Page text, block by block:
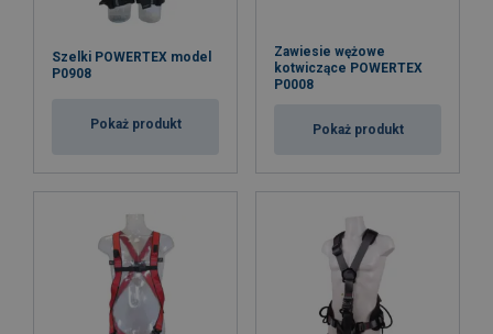
Szelki POWERTEX model
P0908
Pokaż produkt
Zawiesie wężowe
kotwiczące POWERTEX
P0008
Pokaż produkt